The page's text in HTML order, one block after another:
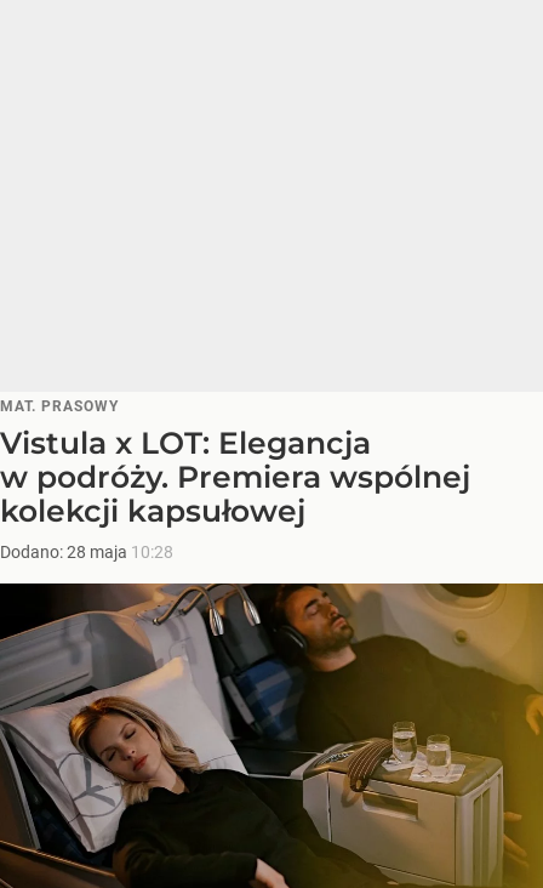
MAT. PRASOWY
Vistula x LOT: Elegancja
w podróży. Premiera wspólnej
kolekcji kapsułowej
Dodano:28 maja 10:28